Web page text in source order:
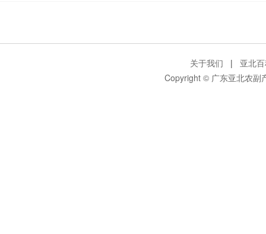
关于我们 | 亚北
Copyright © 广东亚北农副